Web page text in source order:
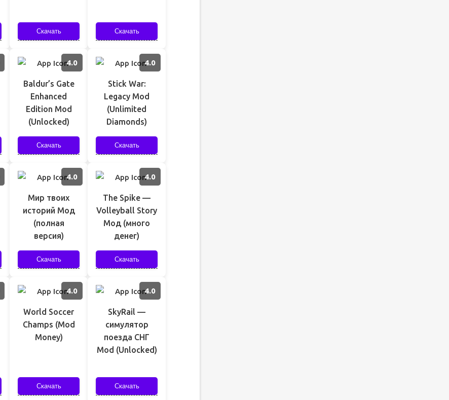
Скачать Скачать
4.0
Baldur’s Gate
Enhanced
Edition Mod
(Unlocked)
Скачать
4.0
Stick War:
Legacy Mod
(Unlimited
Diamonds)
Скачать
4.0
Мир твоих
историй Мод
(полная
версия)
Скачать
4.0
The Spike —
Volleyball Story
Мод (много
денег)
Скачать
4.0
World Soccer
Champs (Mod
Money)
Скачать
4.0
SkyRail —
симулятор
поезда СНГ
Mod (Unlocked)
Скачать